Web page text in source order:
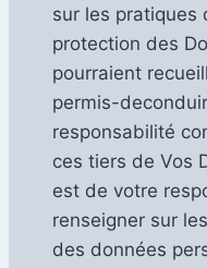
sur les pratiques
protection des
pourraient
permis-
responsabilité
ces tiers de Vos
est de votre
renseigner sur
des données